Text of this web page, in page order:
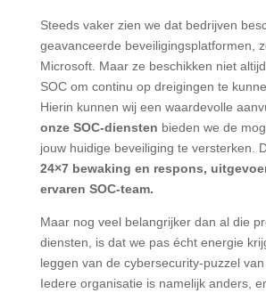
Steeds vaker zien we dat bedrijven
geavanceerde beveiligingsplatformen,
Microsoft. Maar ze beschikken niet
SOC om continu op dreigingen te
Hierin kunnen wij een waardevolle
onze SOC-diensten bieden we de
jouw huidige beveiliging te versterken.
24×7 bewaking en respons,
ervaren SOC-team.
Maar nog veel belangrijker dan al die
diensten, is dat we pas écht energie
leggen van de cybersecurity-puzzel van
Iedere organisatie is namelijk anders,